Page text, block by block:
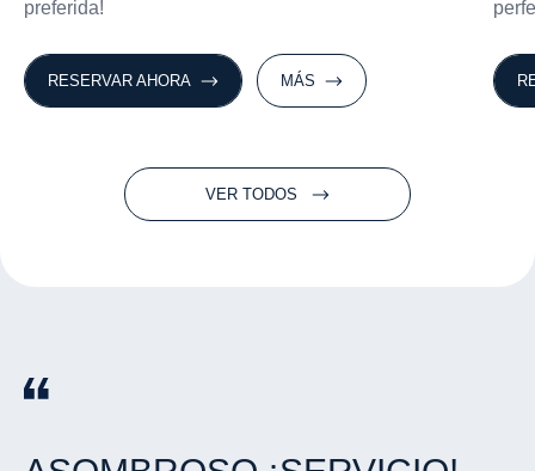
preferida!
RESERVAR AHORA MÁS
VER TODOS